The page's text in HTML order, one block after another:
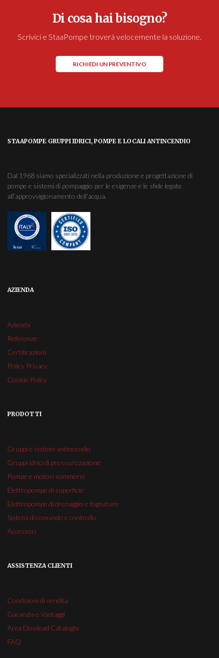
Di cosa hai bisogno?
Scrivici e StaaPompe troverà velocemente la soluzione.
RICHIEDI UN PREVENTIVO
STAAPOMPE GRUPPI IDRICI, POMPE E LOCALI ANTINCENDIO
Dal 1968 siamo specializzati nella produzione e progettazione di
pompe e sistemi di pompaggio per le esigenze e le sfide legate
all’approvvigionamento dell'acqua.
AZIENDA
Azienda
Referenze
Certificazioni
Policy Privacy
Cookie Policy
PRODOTTI
Gruppi e sistemi antincendio
Gruppi idrici di pressurizzazione
Pompe e motori sommersi
Elettropompe di superficie
Elettropompe di drenaggio e fognature
Sistemi di comando e controllo
Accessori
ASSISTENZA CLIENTI
Condizioni di vendita
Garanzia e Vantaggi
Area Dowload Cataloghi
FAQ